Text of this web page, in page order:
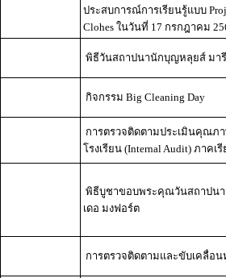
ประสบการณ์การเรียนรู้แบบ
Clohes ในวันที่ 17 กรกฎาคม
พิธีวันสถาปนานักบุญหลุยส์ มา
กิจกรรม Big Cleaning Day
การตรวจติดตามประเมินคุณภ
โรงเรียน (Internal Audit) ภาคเ
พิธีบูชาขอบพระคุณวันสถาปน
เดอ มงฟอร์ต
การตรวจติดตามและขับเคลื่อ